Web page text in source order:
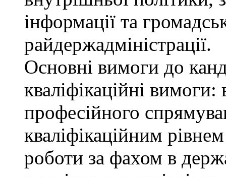
інформації та
райдержадміністрації.
Основні вимоги до
кваліфікаційні
професійного
кваліфікаційним
роботи за фахом в